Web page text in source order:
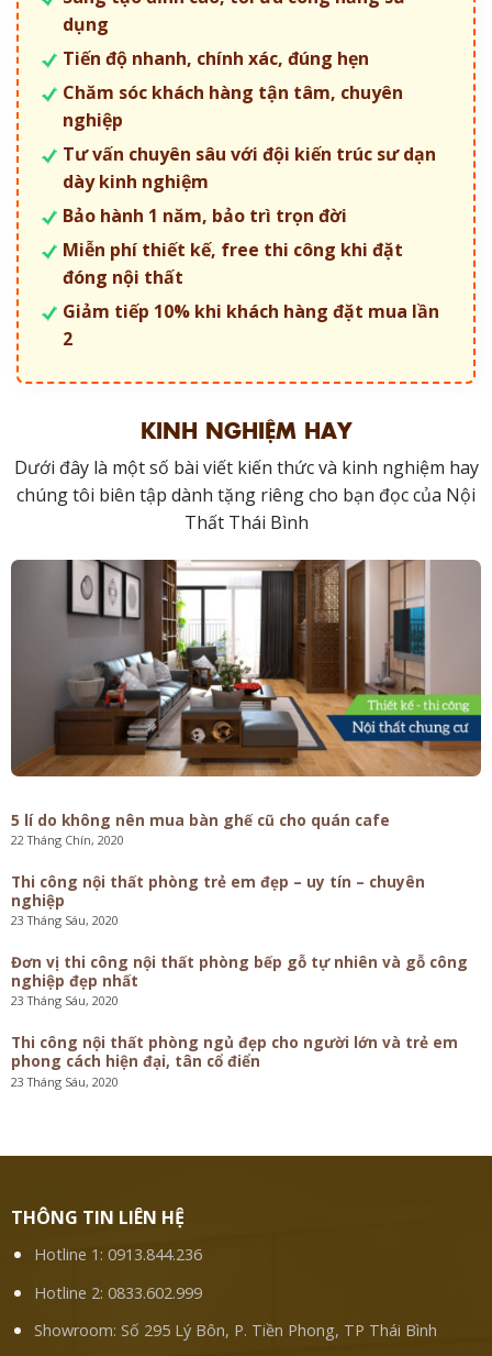
dụng
Tiến độ nhanh, chính xác, đúng hẹn
Chăm sóc khách hàng tận tâm, chuyên
nghiệp
Tư vấn chuyên sâu với đội kiến trúc sư dạn
dày kinh nghiệm
Bảo hành 1 năm, bảo trì trọn đời
Miễn phí thiết kế, free thi công khi đặt
đóng nội thất
Giảm tiếp 10% khi khách hàng đặt mua lần
2
KINH NGHIỆM HAY
Dưới đây là một số bài viết kiến thức và kinh nghiệm hay
chúng tôi biên tập dành tặng riêng cho bạn đọc của Nội
Thất Thái Bình
5 lí do không nên mua bàn ghế cũ cho quán cafe
22 Tháng Chín, 2020
Thi công nội thất phòng trẻ em đẹp – uy tín – chuyên
nghiệp
23 Tháng Sáu, 2020
Đơn vị thi công nội thất phòng bếp gỗ tự nhiên và gỗ công
nghiệp đẹp nhất
23 Tháng Sáu, 2020
Thi công nội thất phòng ngủ đẹp cho người lớn và trẻ em
phong cách hiện đại, tân cổ điển
23 Tháng Sáu, 2020
THÔNG TIN LIÊN HỆ
Hotline 1: 0913.844.236
Hotline 2: 0833.602.999
Showroom: Số 295 Lý Bôn, P. Tiền Phong, TP Thái Bình